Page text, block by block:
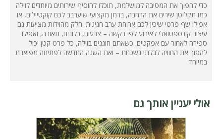
כדי להפוך את המסיבה למושלמת, תוכלו להוסיף שירותים מיוחדים לוילה
כמו תקליטן שירים את הרחבה, ברמן מקצועי שיערבב לכם קוקטיילים, או
אפילו שף פרטי שיכין לכם ארוחת ערב חגיגית. חלק מהוילות מציעות גם
עיצוב קונספטואלי לאירוע לפי בקשה – צבעים, בלונים, תאורה, ואפילו
ספירה לאחור עם אפקטים. כשאתם חוגגים בוילה, כל פרט קטן יכול
להפוך את החוויה לבלתי נשכחת – ואת השנה החדשה לפתיחה מפוארת
במיוחד.
אולי יעניין אותך גם